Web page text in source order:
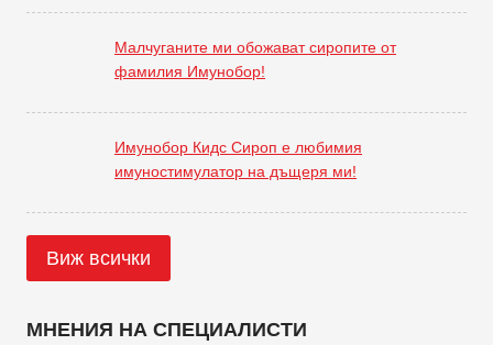
Малчуганите ми обожават сиропите от
фамилия Имунобор!
Имунобор Кидс Сироп е любимия
имуностимулатор на дъщеря ми!
Виж всички
МНЕНИЯ НА СПЕЦИАЛИСТИ